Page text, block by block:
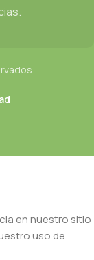
en nuestro sitio
uso de